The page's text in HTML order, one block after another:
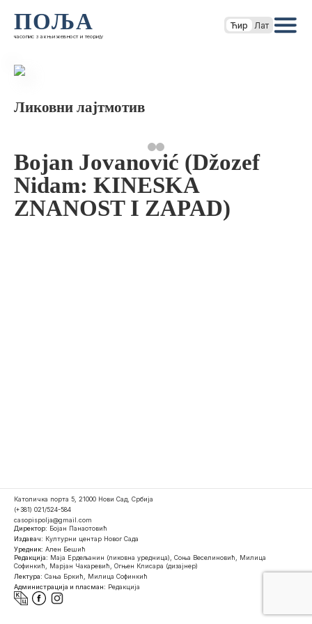
ПОЉА
часопис за књижевност и теорију
Ћир Лат
Ликовни лајтмотив
Bojan Jovanović (Džozef
Nidam: KINESKA
ZNANOST I ZAPAD)
Католичка порта 5, 21000 Нови Сад, Србија
(+381) 021/524-584
casopispolja@gmail.com
Директор: Бојан Панаотовић
Издавач: Културни центар Новог Сада
Уредник: Ален Бешић
Редакција: Маја Ердељанин (ликовна уредница), Соња Веселиновић, Милица
Софинкић, Марјан Чакаревић, Огњен Клисара (дизајнер)
Лектура: Сања Бркић, Милица Софинкић
Администрација и пласман: Редакција